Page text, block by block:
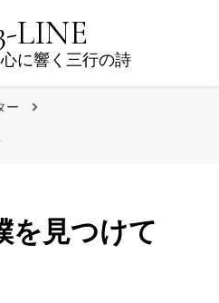
LINE
に響く三行の詩
ー
を見つけて